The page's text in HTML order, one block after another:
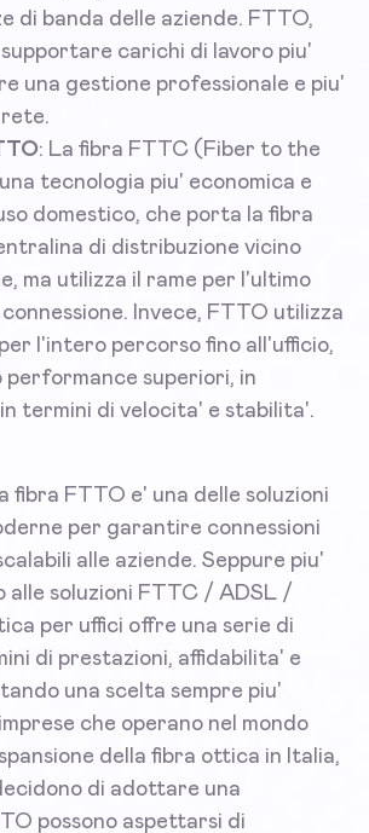
di banda delle aziende. FTTO,
carichi di lavoro piu'
una gestione professionale e piu'
: La fibra FTTC (Fiber to the
tecnologia piu' economica e
domestico, che porta la fibra
di distribuzione vicino
ma utilizza il rame per l'ultimo
Invece, FTTO utilizza
l'intero percorso fino all'ufficio,
superiori, in
termini di velocita' e stabilita'.
fibra FTTO e' una delle soluzioni
per garantire connessioni
alle aziende. Seppure piu'
alle soluzioni FTTC / ADSL /
per uffici offre una serie di
di prestazioni, affidabilita' e
una scelta sempre piu'
che operano nel mondo
della fibra ottica in Italia,
di adottare una
possono aspettarsi di